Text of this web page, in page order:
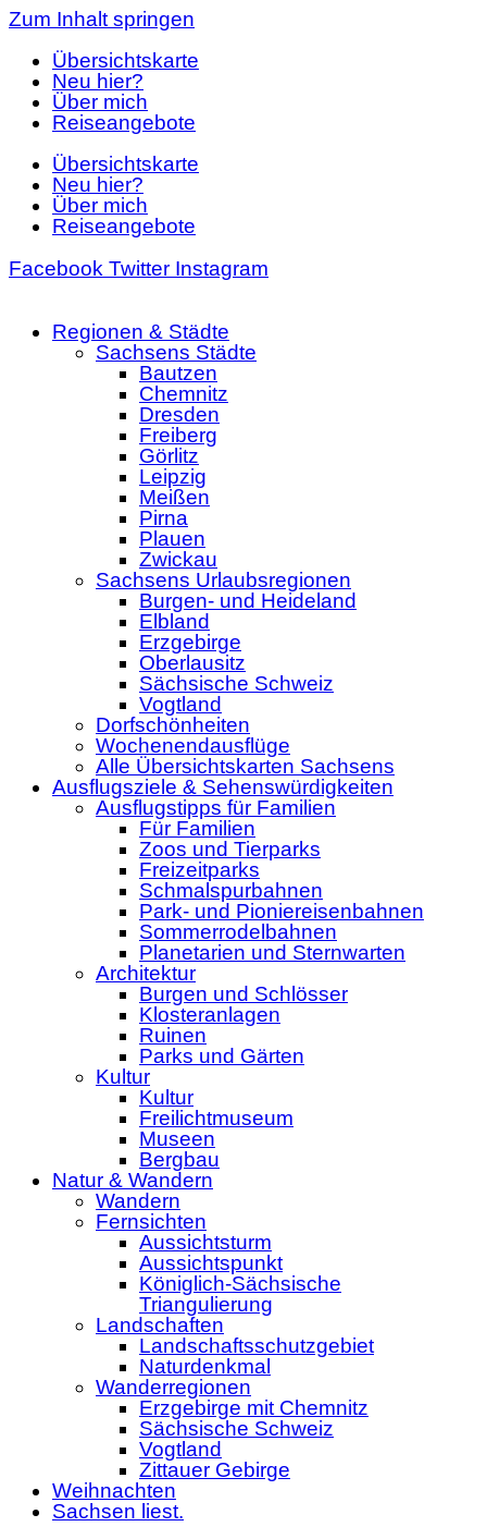
Zum Inhalt springen
Übersichtskarte
Neu hier?
Über mich
Reiseangebote
Übersichtskarte
Neu hier?
Über mich
Reiseangebote
Facebook Twitter Instagram
Regionen & Städte
Sachsens Städte
Bautzen
Chemnitz
Dresden
Freiberg
Görlitz
Leipzig
Meißen
Pirna
Plauen
Zwickau
Sachsens Urlaubsregionen
Burgen- und Heideland
Elbland
Erzgebirge
Oberlausitz
Sächsische Schweiz
Vogtland
Dorfschönheiten
Wochenendausflüge
Alle Übersichtskarten Sachsens
Ausflugsziele & Sehenswürdigkeiten
Ausflugstipps für Familien
Für Familien
Zoos und Tierparks
Freizeitparks
Schmalspurbahnen
Park- und Pioniereisenbahnen
Sommerrodelbahnen
Planetarien und Sternwarten
Architektur
Burgen und Schlösser
Klosteranlagen
Ruinen
Parks und Gärten
Kultur
Kultur
Freilichtmuseum
Museen
Bergbau
Natur & Wandern
Wandern
Fernsichten
Aussichtsturm
Aussichtspunkt
Königlich-Sächsische
Triangulierung
Landschaften
Landschaftsschutzgebiet
Naturdenkmal
Wanderregionen
Erzgebirge mit Chemnitz
Sächsische Schweiz
Vogtland
Zittauer Gebirge
Weihnachten
Sachsen liest.